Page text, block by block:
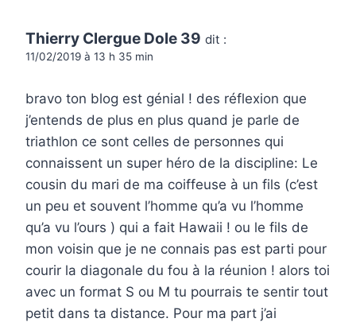
Thierry Clergue Dole 39 dit :
11/02/2019 à 13 h 35 min
bravo ton blog est génial ! des réflexion que
j’entends de plus en plus quand je parle de
triathlon ce sont celles de personnes qui
connaissent un super héro de la discipline: Le
cousin du mari de ma coiffeuse à un fils (c’est
un peu et souvent l’homme qu’a vu l’homme
qu’a vu l’ours ) qui a fait Hawaii ! ou le fils de
mon voisin que je ne connais pas est parti pour
courir la diagonale du fou à la réunion ! alors toi
avec un format S ou M tu pourrais te sentir tout
petit dans ta distance. Pour ma part j’ai